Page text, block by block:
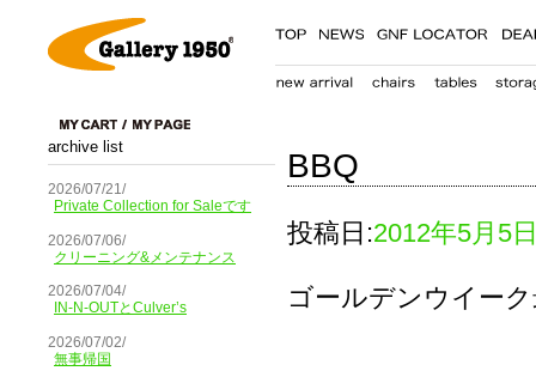
archive list
2026/07/21/
Private Collection for Saleです
2026/07/06/
クリーニング&メンテナンス
2026/07/04/
IN-N-OUTとCulver’s
2026/07/02/
無事帰国
BBQ
投稿日:2012年5月5
ゴールデンウイー